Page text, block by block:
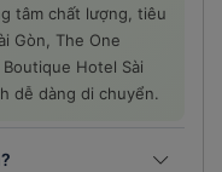
tâm chất lượng, tiêu
Gòn, The One
Hotel Sài
dễ dàng di chuyển.